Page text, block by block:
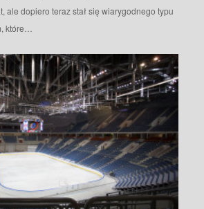
ale dopiero teraz stał się wiarygodnego typu
które…